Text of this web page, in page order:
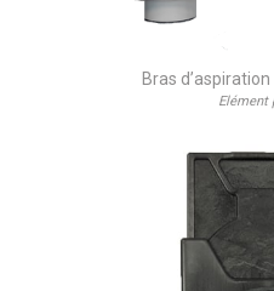
Bras
Elément